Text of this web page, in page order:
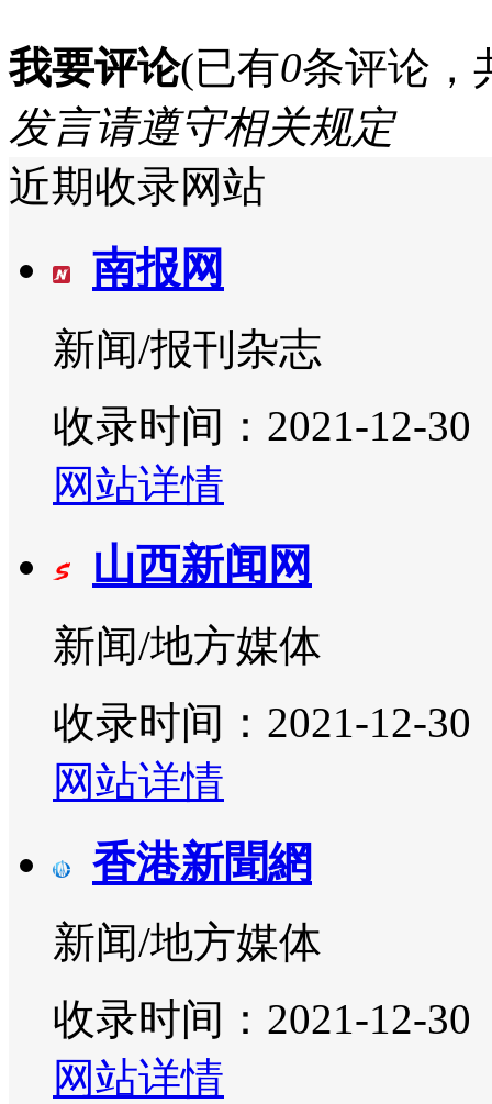
我要评论(已有0条评论，
发言请遵守相关规定
近期收录网站
南报网
新闻/报刊杂志
收录时间：2021-12-30
网站详情
山西新闻网
新闻/地方媒体
收录时间：2021-12-30
网站详情
香港新聞網
新闻/地方媒体
收录时间：2021-12-30
网站详情